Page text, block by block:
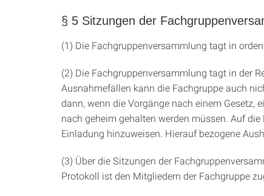
§ 5 Sitzungen der
(1) Die Fachgruppenversammlung tagt in
(2) Die Fachgruppenversammlung tagt in der
Ausnahmefällen kann die Fachgruppe auch
dann, wenn die Vorgänge nach einem Gesetz,
nach geheim gehalten werden müssen. Auf
Einladung hinzuweisen. Hierauf bezogene
(3) Über die Sitzungen der
Protokoll ist den Mitgliedern der Fachgruppe